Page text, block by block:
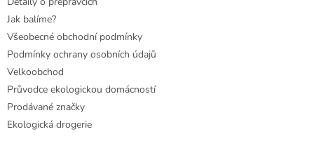
Jak balíme?
Všeobecné obchodní podmínky
Podmínky ochrany osobních údajů
Velkoobchod
Průvodce ekologickou domácností
Prodávané značky
Ekologická drogerie